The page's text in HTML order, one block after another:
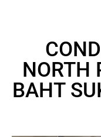
NORTH
BAHT